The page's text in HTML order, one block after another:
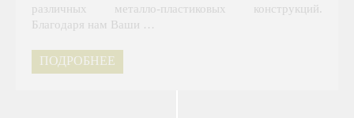
различных металло-пластиковых конструкций.
Благодаря нам Ваши …
ПОДРОБНЕЕ